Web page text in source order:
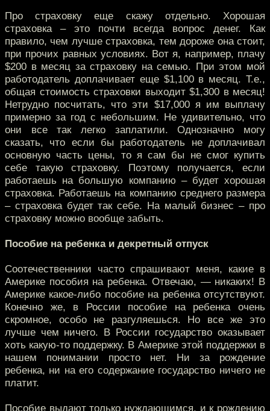
Про страховку еще скажу отдельно. Хорошая
страховка – это почти всегда вопрос денег. Как
правило, чем лучше страховка, тем дороже она стоит,
при прочих равных условиях. Вот я, например, плачу
$200 в месяц за страховку на семью. При этом мой
работодатель доплачивает еще $1,100 в месяц. Т.е.,
общая стоимость страховки выходит $1,300 в месяц!
Нетрудно посчитать, что эти $17,000 я им выплачу
примерно за год с небольшим. Не удивительно, что
они все так легко заплатили. Однозначно могу
сказать, что если бы работодатель не доплачивал
основную часть цены, то я сам бы не смог купить
себе такую страховку. Поэтому получается, если
работаешь на большую компанию – будет хорошая
страховка. Работаешь на компанию среднего размера
– страховка будет так себе. На малый бизнес – про
страховку можно вообще забыть.
Пособие на ребенка и декретный отпуск
Соотечественники часто спрашивают меня, какие в
Америке пособия на ребенка. Отвечаю, — никаких! В
Америке какое-либо пособие на ребенка отсутствуют.
Конечно же, в России пособие на ребенка очень
скромное, особо не разгуляешься. Но все же это
лучше чем ничего. В России государство оказывает
хоть какую-то поддержку. В Америке этой поддержки в
нашем понимании просто нет. Ни за рождение
ребенка, ни на его содержание государство ничего не
платит.
Пособие выдают только нуждающимся, и к рождению